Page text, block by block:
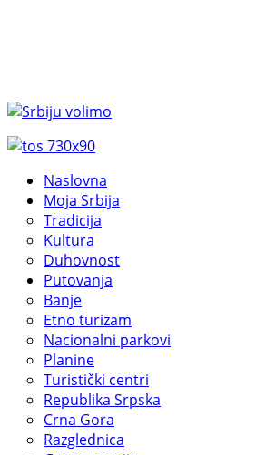
Naslovna
Moja Srbija
Tradicija
Kultura
Duhovnost
Putovanja
Banje
Etno turizam
Nacionalni parkovi
Planine
Turistički centri
Republika Srpska
Crna Gora
Razglednica